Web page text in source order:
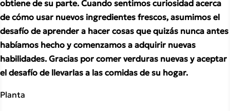
obtiene de su parte. Cuando sentimos curiosidad acerca
de cómo usar nuevos ingredientes frescos, asumimos el
desafío de aprender a hacer cosas que quizás nunca antes
habíamos hecho y comenzamos a adquirir nuevas
habilidades. Gracias por comer verduras nuevas y aceptar
el desafío de llevarlas a las comidas de su hogar.
Planta